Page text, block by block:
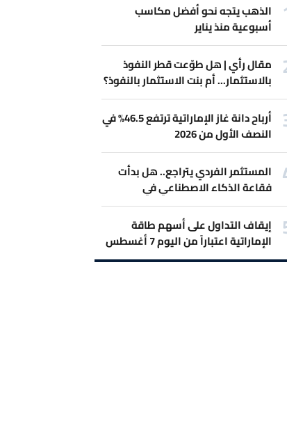
الذهب يتجه نحو أفضل مكاسب
أسبوعية منذ يناير
مقال رأي | هل طوّعت قطر النفوذ
بالاستثمار... أم بنت الاستثمار بالنفوذ؟
أرباح دانة غاز الإماراتية ترتفع 46.5% في
النصف الأول من 2026
المستثمر الفردي يتراجع.. هل بدأت
فقاعة الذكاء الاصطناعي في
الانكماش؟
إيقاف التداول على أسهم طاقة
الإماراتية اعتباراً من اليوم 7 أغسطس
2026